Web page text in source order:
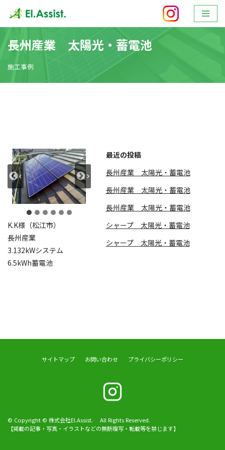
コ
ン
テ
ン
ホーム»長州産業 太陽光・蓄電池
長州産業 太陽光・蓄電池
施工事例
K.K様（松江市）
長州産業
3.132kWシステム
6.5kWh蓄電池
最近の投稿
長州産業 太陽光・蓄電池
長州産業 太陽光・蓄電池
長州産業 太陽光・蓄電池
シャープ 太陽光・蓄電池
シャープ 太陽光・蓄電池
サイトマップ お問い合わせ プライバシーポリシー
© Copyright © 株式会社El.Assist. All Rights Reserved.
【掲載の記事・写真・イラストなどの無断複写・転載等を禁じます】